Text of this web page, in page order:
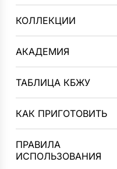
КОЛЛЕКЦИИ
АКАДЕМИЯ
ТАБЛИЦА КБЖУ
КАК ПРИГОТОВИТЬ
ПРАВИЛА
ИСПОЛЬЗОВАНИЯ